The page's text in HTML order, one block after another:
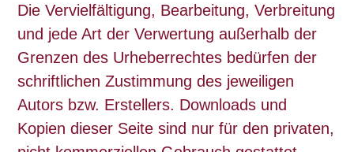
Die Vervielfältigung, Bearbeitung, Verbreitung
und jede Art der Verwertung außerhalb der
Grenzen des Urheberrechtes bedürfen der
schriftlichen Zustimmung des jeweiligen
Autors bzw. Erstellers. Downloads und
Kopien dieser Seite sind nur für den privaten,